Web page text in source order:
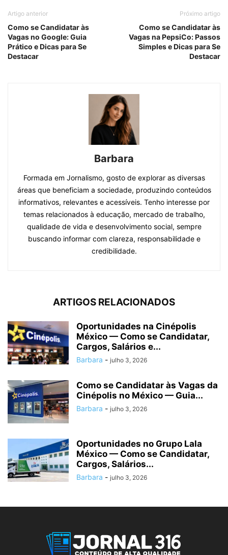
Artigo anterior
Como se Candidatar às
Vagas no Google: Guia
Prático e Dicas para Se
Destacar
Próximo artigo
Como se Candidatar às
Vagas na PepsiCo: Passos
Simples e Dicas para Se
Destacar
Barbara
Formada em Jornalismo, gosto de explorar as diversas
áreas que beneficiam a sociedade, produzindo conteúdos
informativos, relevantes e acessíveis. Tenho interesse por
temas relacionados à educação, mercado de trabalho,
qualidade de vida e desenvolvimento social, sempre
buscando informar com clareza, responsabilidade e
credibilidade.
ARTIGOS RELACIONADOS
Oportunidades na Cinépolis
México — Como se Candidatar,
Cargos, Salários e...
Barbara - julho 3, 2026
Como se Candidatar às Vagas da
Cinépolis no México — Guia...
Barbara - julho 3, 2026
Oportunidades no Grupo Lala
México — Como se Candidatar,
Cargos, Salários...
Barbara - julho 3, 2026